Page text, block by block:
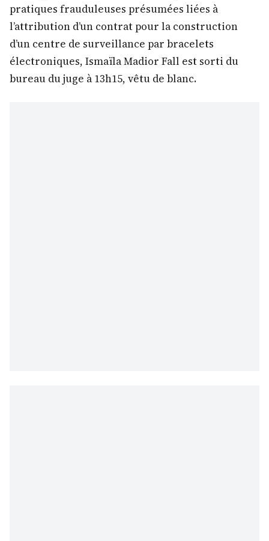
pratiques frauduleuses présumées liées à
l’attribution d’un contrat pour la construction
d’un centre de surveillance par bracelets
électroniques, Ismaïla Madior Fall est sorti du
bureau du juge à 13h15, vêtu de blanc.